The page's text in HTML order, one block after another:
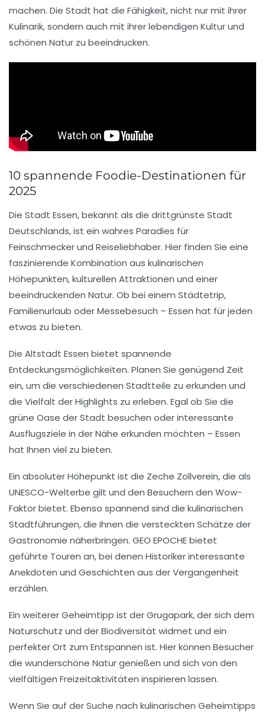
machen. Die Stadt hat die Fähigkeit, nicht nur mit ihrer
Kulinarik, sondern auch mit ihrerlebendigen Kulturund
schönen Natur zu beeindrucken.
10 spannende Foodie-Destinationen für
2025
Die Stadt Essen, bekannt als die drittgrünste Stadt
Deutschlands, ist ein wahres Paradies für
Feinschmeckerund Reiseliebhaber. Hier finden Sie eine
faszinierende Kombination aus kulinarischen
Höhepunkten, kulturellen Attraktionen und einer
beeindruckenden Natur. Ob bei einem Städtetrip,
Familienurlaub oderMessebesuch – Essen hat für jeden
etwas zu bieten.
Die Altstadt Essen bietet spannende
Entdeckungsmöglichkeiten. Planen Sie genügend Zeit
ein, um die verschiedenen Stadtteile zu erkunden und
die Vielfalt der Highlights zu erleben. Egal ob Sie die
grüne Oase der Stadt besuchen oder interessante
Ausflugsziele in der Nähe erkunden möchten – Essen
hat Ihnen viel zu bieten.
Ein absoluter Höhepunkt ist die Zeche Zollverein, die als
UNESCO-Welterbe gilt und den Besuchern den Wow-
Faktor bietet. Ebenso spannend sind die kulinarischen
Stadtführungen, die Ihnen die versteckten Schätze der
Gastronomie näherbringen. GEO EPOCHEbietet
geführte Touren an, bei denen Historiker interessante
Anekdoten und Geschichten aus der Vergangenheit
erzählen.
Ein weiterer Geheimtipp ist derGrugapark, der sich dem
Naturschutz und der Biodiversität widmet und ein
perfekter Ort zum Entspannen ist. Hier können Besucher
die wunderschöne Natur genießen und sich von den
vielfältigen Freizeitaktivitäten inspirieren lassen.
Wenn Sie auf der Suche nach kulinarischen Geheimtipps